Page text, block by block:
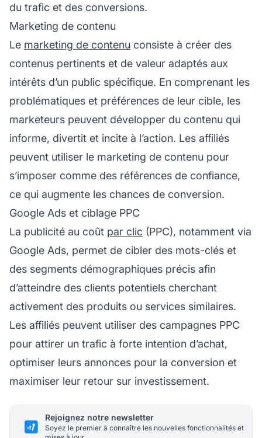
du trafic et des conversions.
Marketing de contenu
Le marketing de contenu consiste à créer des
contenus pertinents et de valeur adaptés aux
intérêts d’un public spécifique. En comprenant les
problématiques et préférences de leur cible, les
marketeurs peuvent développer du contenu qui
informe, divertit et incite à l’action. Les affiliés
peuvent utiliser le marketing de contenu pour
s’imposer comme des références de confiance,
ce qui augmente les chances de conversion.
Google Ads et ciblage PPC
La publicité au coût par clic (PPC), notamment via
Google Ads, permet de cibler des mots-clés et
des segments démographiques précis afin
d’atteindre des clients potentiels cherchant
activement des produits ou services similaires.
Les affiliés peuvent utiliser des campagnes PPC
pour attirer un trafic à forte intention d’achat,
optimiser leurs annonces pour la conversion et
maximiser leur retour sur investissement.
Rejoignez notre newsletter
Soyez le premier à connaître les nouvelles fonctionnalités et